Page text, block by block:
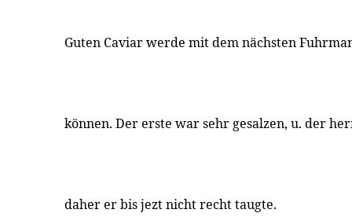
Guten Caviar werde mit dem nächsten
können. Der erste war sehr gesalzen, u. der
daher er bis jezt nicht recht taugte.